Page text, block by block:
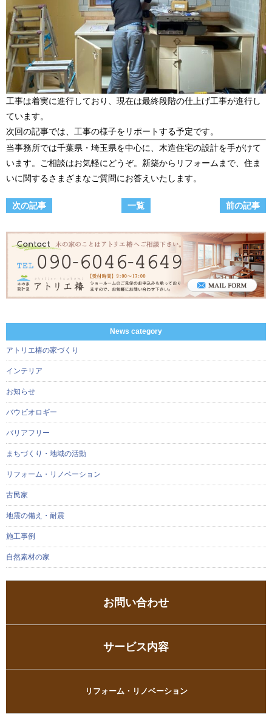
工事は着実に進行しており、現在は最終段階の仕上げ工事が進行し
ています。
次回の記事では、工事の様子をリポートする予定です。
当事務所では千葉県・埼玉県を中心に、木造住宅の設計を手がけて
います。ご相談はお気軽にどうぞ。新築からリフォームまで、住ま
いに関するさまざまなご質問にお答えいたします。
次の記事 一覧 前の記事
News category
アトリエ椿の家づくり
インテリア
お知らせ
バウビオロギー
バリアフリー
まちづくり・地域の活動
リフォーム・リノベーション
古民家
地震の備え・耐震
施工事例
自然素材の家
お問い合わせ
サービス内容
リフォーム・リノベーション